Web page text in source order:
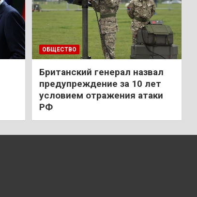
ОБЩЕСТВО
Британский генерал назвал
предупреждение за 10 лет
условием отражения атаки
РФ